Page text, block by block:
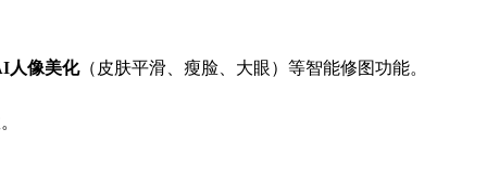
人像美化（皮肤平滑、瘦脸、大眼）等智能修图功能。